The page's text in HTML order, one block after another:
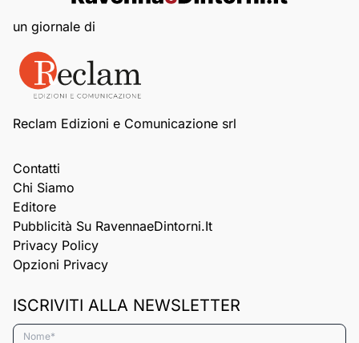
un giornale di
Reclam Edizioni e Comunicazione srl
Contatti
Chi Siamo
Editore
Pubblicità Su RavennaeDintorni.it
Privacy Policy
Opzioni Privacy
ISCRIVITI ALLA NEWSLETTER
Nome*